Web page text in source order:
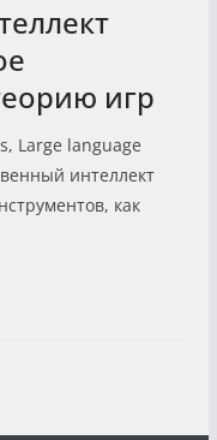
игр
Large language
интеллект
как